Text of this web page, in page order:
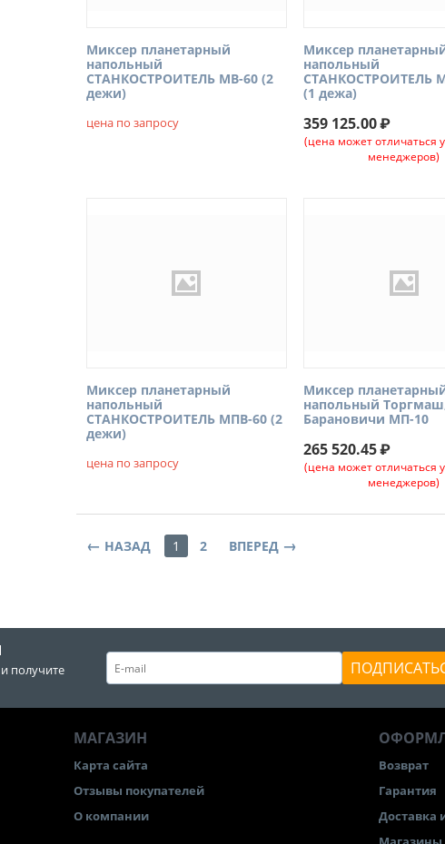
Миксер планетарный
напольный
СТАНКОСТРОИТЕЛЬ МВ-60 (2
дежи)
цена по запросу
Миксер
напольный
СТАНКОСТРОИТЕЛЬ
(1 дежа)
359 125.00₽
(цена может отличаться
менеджеров)
Миксер планетарный
напольный
СТАНКОСТРОИТЕЛЬ МПВ-60 (2
дежи)
цена по запросу
Миксер
напольный
Барановичи МП-10
265 520.45₽
(цена может отличаться
менеджеров)
НАЗАД 1 2 ВПЕРЕД
получите
МАГАЗИН
Карта сайта
Отзывы покупателей
О компании
Возврат
Гарантия
Доставка